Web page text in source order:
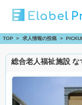
TOP > 求人情報の投稿 >
総合老人福祉施設